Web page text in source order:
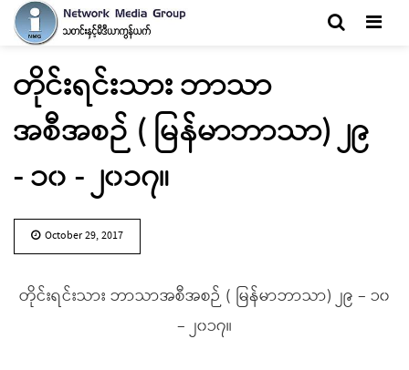
တိုင်းရင်းသား ဘာသာ
အစီအစဉ် ( မြန်မာဘာသာ) ၂၉
- ၁၀ - ၂၀၁၇။
October 29, 2017
တိုင်းရင်းသား ဘာသာအစီအစဉ် ( မြန်မာဘာသာ) ၂၉ – ၁၀
– ၂၀၁၇။